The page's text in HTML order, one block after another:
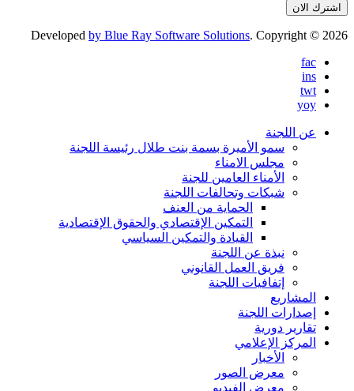
Developed by Blue Ray Software Solutions. Copyright © 2026
fac
ins
twt
yoy
عن اللجنة
سمو الأميرة بسمة بنت طلال رئيسة اللجنة
مجلس الامناء
الأمناء العامين للجنة
شبكات وتحالفات اللجنة
الحماية من العنف
التمكين الإقتصادي والحقوق الإقتصادية
القيادة والتمكين السياسي
نبذة عن اللجنة
فريق العمل القانوني
إتفافيات اللجنة
المشاريع
إصدارات اللجنة
تقارير دورية
المركز الإعلامي
الأخبار
معرض الصور
معرض الفيديو